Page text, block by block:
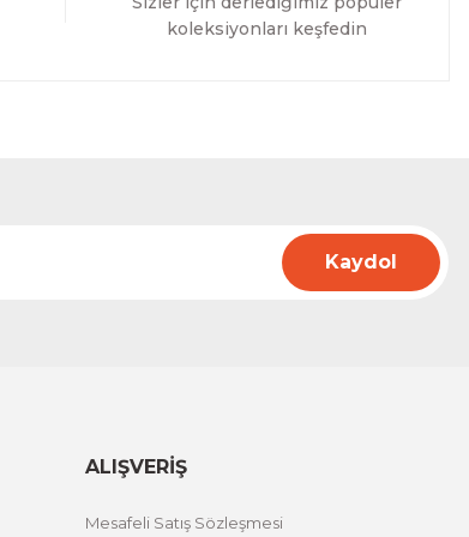
koleksiyonları keşfedin
Kaydol
ALIŞVERİŞ
Mesafeli Satış Sözleşmesi